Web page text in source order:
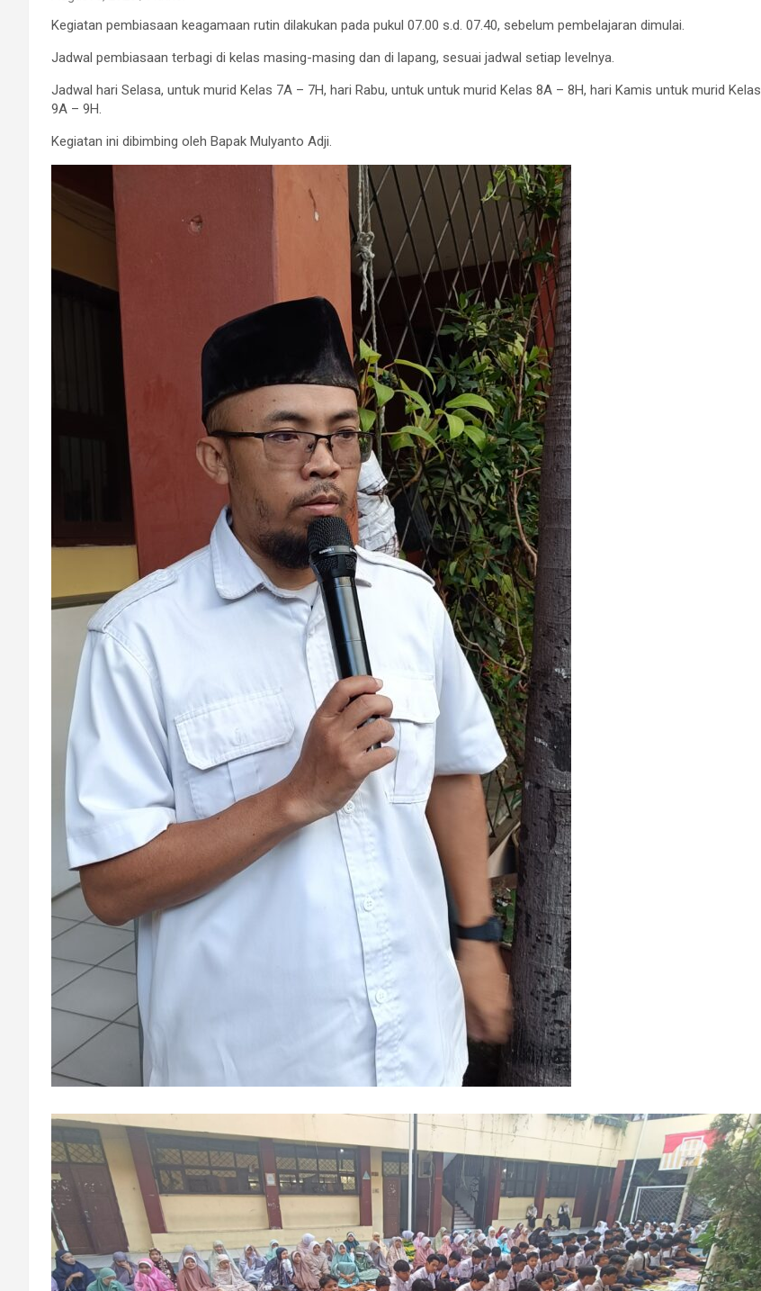
Kegiatan pembiasaan keagamaan rutin dilakukan pada pukul 07.00 s.d. 07.40, sebelum pembelajaran dimulai.
Jadwal pembiasaan terbagi di kelas masing-masing dan di lapang, sesuai jadwal setiap levelnya.
Jadwal hari Selasa, untuk murid Kelas 7A – 7H, hari Rabu, untuk untuk murid Kelas 8A – 8H, hari Kamis untuk murid Kelas
9A – 9H.
Kegiatan ini dibimbing oleh Bapak Mulyanto Adji.